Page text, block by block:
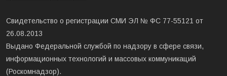
Свидетельство о регистрации СМИ ЭЛ № ФС 77-55121 от
26.08.2013
Выдано Федеральной службой по надзору в сфере связи,
информационных технологий и массовых коммуникаций
(Роскомнадзор).